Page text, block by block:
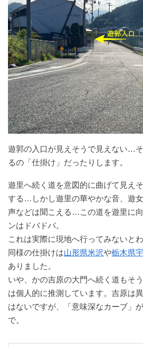
遊郭の入口が見えそうで見えない…
るの「仕掛け」だったりします。
遊里へ続く道を意図的に曲げて見え
する…しかし遊里の華やかな音、遊
声などは聞こえる…この道を遊里に
ンはドバドバ。
これは実際に現地へ行ってみないと
同様の仕掛けは山形県米沢や栃木県
ありました。
いや、かの吉原の大門へ続く道もそ
は個人的に推測しています。吉原は
はないですが、「意味深なカーブ」
で。